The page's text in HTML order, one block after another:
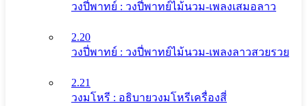
วงปี่พาทย์ : วงปี่พาทย์ไม้นวม-เพลงเสมอลาว
2.20
วงปี่พาทย์ : วงปี่พาทย์ไม้นวม-เพลงลาวสวยรวย
2.21
วงมโหรี : อธิบายวงมโหรีเครื่องสี่